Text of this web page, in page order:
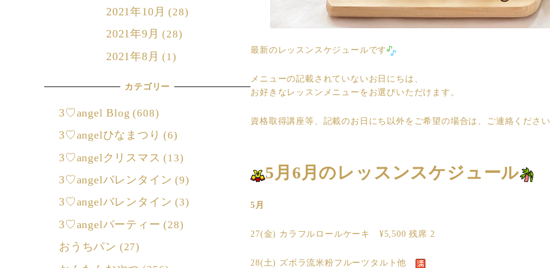
最新のレッスンスケジュールです
メニューの記載されていないお日にちは、
お好きなレッスンメニューをお選びいただけます。
資格取得講座等、記載のお日にち以外をご希望の場合は、ご連絡くださ
5月6月のレッスンスケジュール
5月
27(金) カラフルロールケーキ ¥5,500 残席 2
28(土) ズボラ流米粉フルーツタルト他
2021年10月 (28)
2021年9月 (28)
2021年8月 (1)
カテゴリー
3♡angel Blog (608)
3♡angelひなまつり (6)
3♡angelクリスマス (13)
3♡angelバレンタイン (9)
3♡angelバレンタイン (3)
3♡angelパーティー (28)
おうちパン (27)